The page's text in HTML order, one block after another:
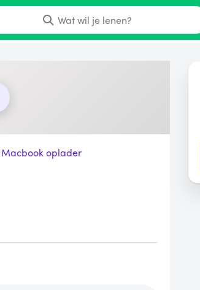
Wat wil je lenen?
Macbook oplader